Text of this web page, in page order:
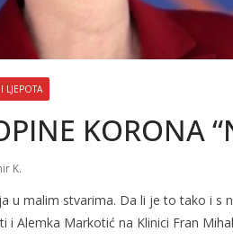
LJEPOTA
KORONA
K.
u malim stvarima. Da li je to tako i
i Alemka Markotić na Klinici Fran